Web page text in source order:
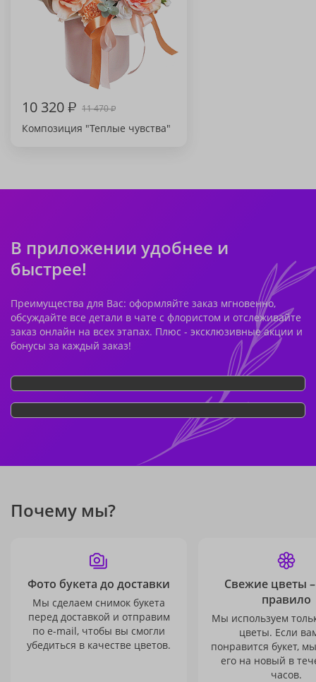
10 320₽ 11 470₽
Композиция "Теплые чувства"
В приложении удобнее и
быстрее!
Преимущества для Вас: оформляйте заказ мгновенно,
обсуждайте все детали в чате с флористом и отслеживайте
заказ онлайн на всех этапах. Плюс - эксклюзивные акции и
бонусы за каждый заказ!
Почему мы?
Фото букета до доставки
Мы сделаем снимок букета
перед доставкой и отправим
по e-mail, чтобы вы смогли
убедиться в качестве цветов.
Свежие цветы
правило
Мы используем
цветы. Если
понравится букет,
его на новый в
часов.